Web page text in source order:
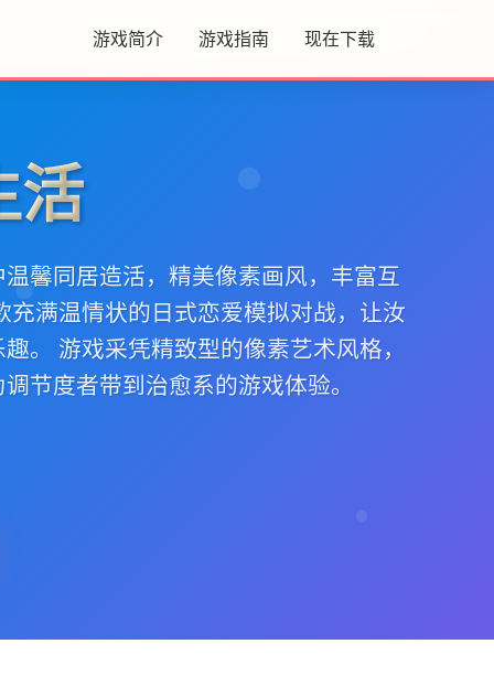
游戏简介 游戏指南 现在下载
活
馨同居造活，精美像素画风，丰富互
充满温情状的日式恋爱模拟对战，让汝
。 游戏采凭精致型的像素艺术风格，
节度者带到治愈系的游戏体验。